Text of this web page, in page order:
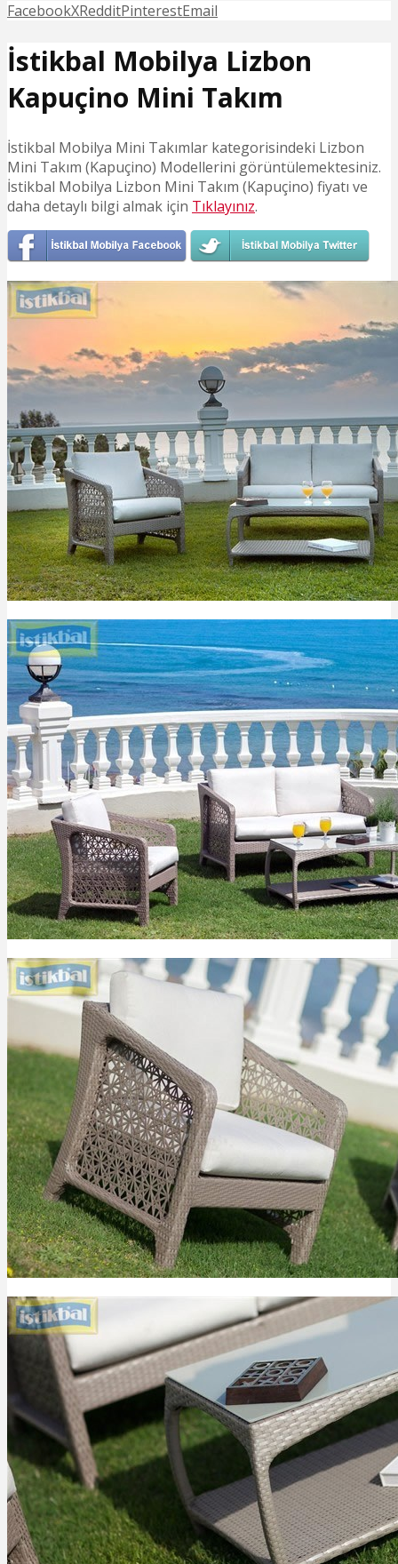
FacebookXRedditPinterestEmail
İstikbal Mobilya Lizbon
Kapuçino Mini Takım
İstikbal Mobilya Mini Takımlar kategorisindeki Lizbon
Mini Takım (Kapuçino) Modellerini görüntülemektesiniz.
İstikbal Mobilya Lizbon Mini Takım (Kapuçino) fiyatı ve
daha detaylı bilgi almak için Tıklayınız.